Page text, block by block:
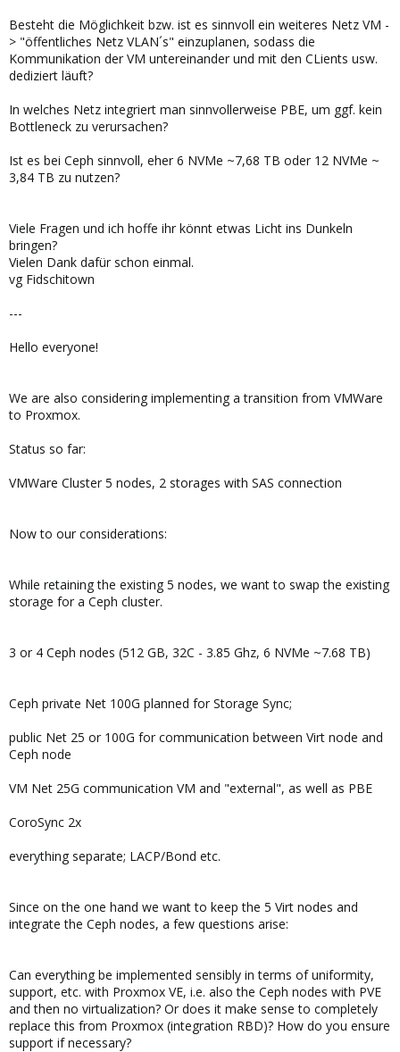
Besteht die Möglichkeit bzw. ist es sinnvoll ein weiteres Netz VM -
> "öffentliches Netz VLAN´s" einzuplanen, sodass die
Kommunikation der VM untereinander und mit den CLients usw.
dediziert läuft?
In welches Netz integriert man sinnvollerweise PBE, um ggf. kein
Bottleneck zu verursachen?
Ist es bei Ceph sinnvoll, eher 6 NVMe ~7,68 TB oder 12 NVMe ~
3,84 TB zu nutzen?
Viele Fragen und ich hoffe ihr könnt etwas Licht ins Dunkeln
bringen?
Vielen Dank dafür schon einmal.
vg Fidschitown
---
Hello everyone!
We are also considering implementing a transition from VMWare
to Proxmox.
Status so far:
VMWare Cluster 5 nodes, 2 storages with SAS connection
Now to our considerations:
While retaining the existing 5 nodes, we want to swap the existing
storage for a Ceph cluster.
3 or 4 Ceph nodes (512 GB, 32C - 3.85 Ghz, 6 NVMe ~7.68 TB)
Ceph private Net 100G planned for Storage Sync;
public Net 25 or 100G for communication between Virt node and
Ceph node
VM Net 25G communication VM and "external", as well as PBE
CoroSync 2x
everything separate; LACP/Bond etc.
Since on the one hand we want to keep the 5 Virt nodes and
integrate the Ceph nodes, a few questions arise:
Can everything be implemented sensibly in terms of uniformity,
support, etc. with Proxmox VE, i.e. also the Ceph nodes with PVE
and then no virtualization? Or does it make sense to completely
replace this from Proxmox (integration RBD)? How do you ensure
support if necessary?